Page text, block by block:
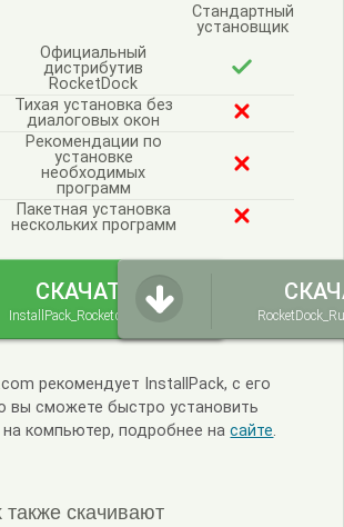
Стандартный
установщик
Официальный
дистрибутив
RocketDock
Тихая установка без
диалоговых окон
Рекомендации по
установке
необходимых
программ
Пакетная установка
нескольких программ
СКАЧАТЬ
InstallPack_Rocketdock.exe
рекомендует InstallPack, с его
сможете быстро установить
компьютер, подробнее насайте.
скачивают